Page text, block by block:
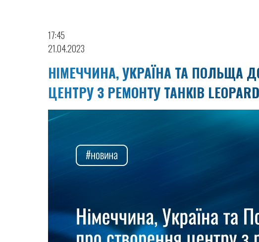
17:45
21.04.2023
НІМЕЧЧИНА, УКРАЇНА ТА ПОЛЬЩА
ЦЕНТРУ З РЕМОНТУ ТАНКІВ LEOPARD